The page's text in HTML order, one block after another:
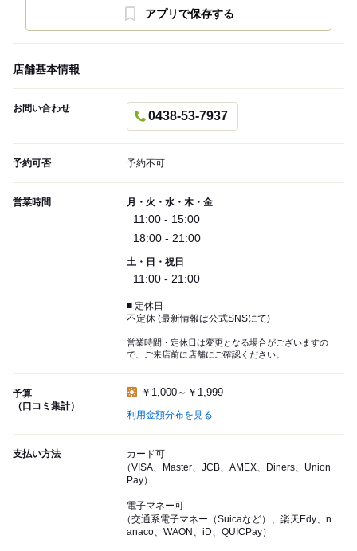
アプリで保存する
店舗基本情報
お問い合わせ
0438-53-7937
予約可否 予約不可
営業時間 月・火・水・木・金
11:00 - 15:00
18:00 - 21:00
土・日・祝日
11:00 - 21:00
■ 定休日
不定休 (最新情報は公式SNSにて)
営業時間・定休日は変更となる場合がございますの
で、ご来店前に店舗にご確認ください。
予算
（口コミ集計）
￥1,000～￥1,999
利用金額分布を見る
支払い方法
カード可
（VISA、Master、JCB、AMEX、Diners、Union
Pay）
電子マネー可
（交通系電子マネー（Suicaなど）、楽天Edy、n
anaco、WAON、iD、QUICPay）